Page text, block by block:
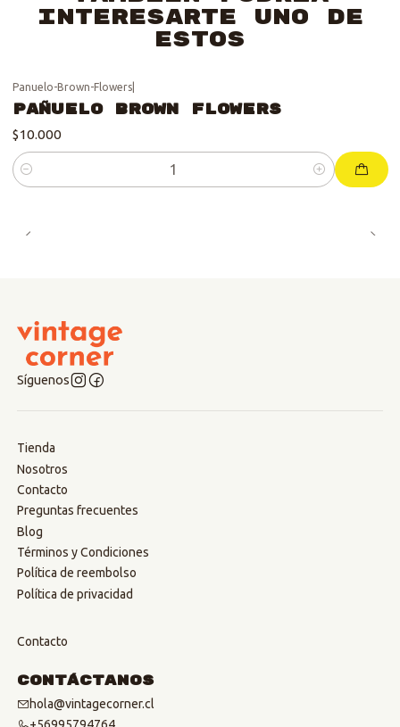
interesarte uno de
estos
Panuelo-Brown-Flowers|
Pañuelo Brown Flowers
$10.000
Cantidad
Síguenos
Tienda
Nosotros
Contacto
Preguntas frecuentes
Blog
Términos y Condiciones
Política de reembolso
Política de privacidad
Contacto
Contáctanos
hola@vintagecorner.cl